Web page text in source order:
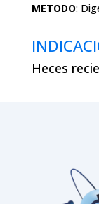
METODO:
Heces